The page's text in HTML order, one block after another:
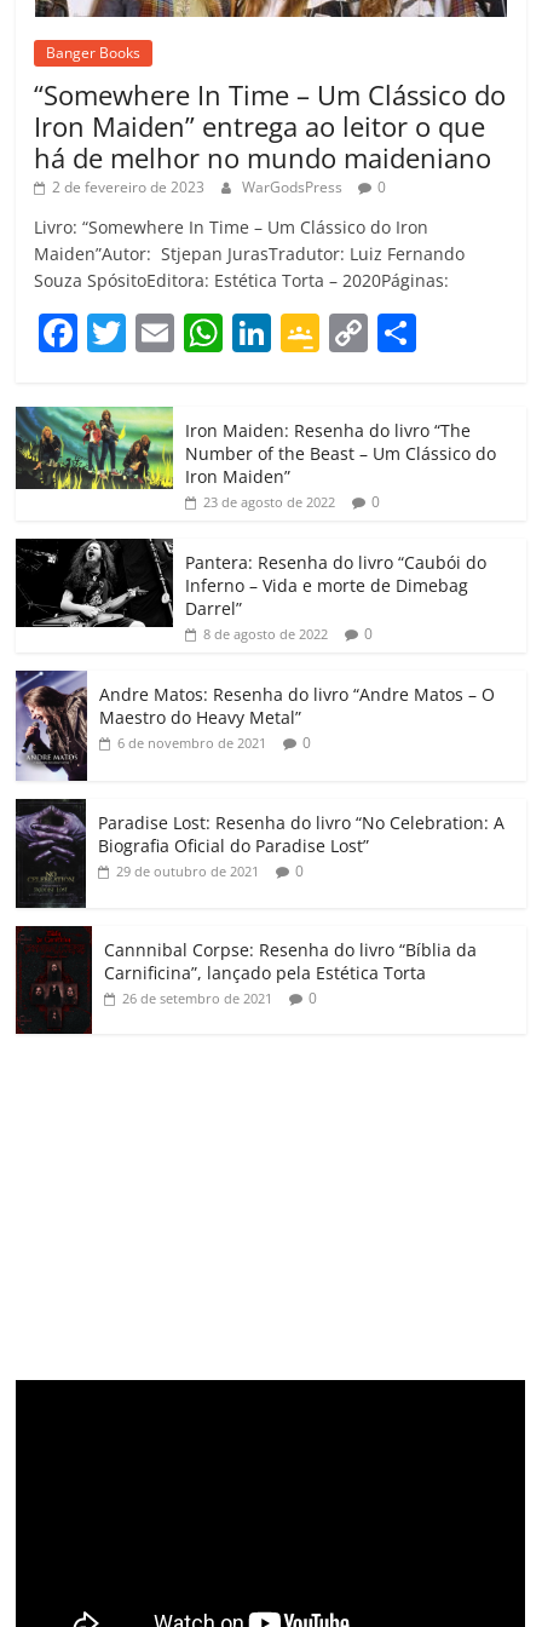
Banger Books
“Somewhere In Time – Um Clássico do
Iron Maiden” entrega ao leitor o que
há de melhor no mundo maideniano
2 de fevereiro de 2023 WarGodsPress 0
Livro: “Somewhere In Time – Um Clássico do Iron
Maiden”Autor: Stjepan JurasTradutor: Luiz Fernando
Souza SpósitoEditora: Estética Torta – 2020Páginas:
F
c
e
b
o
o
k
T
itt
er
E W
at
s
A
p
Li
e
dI
G
gl
e
Cl
a
ss
ro
o
C
p
y
Li
k
m
p
h
ar
Iron Maiden: Resenha do livro “The
Number of the Beast – Um Clássico do
Iron Maiden”
23 de agosto de 2022 0
Pantera: Resenha do livro “Caubói do
Inferno – Vida e morte de Dimebag
Darrel”
8 de agosto de 2022 0
Andre Matos: Resenha do livro “Andre Matos – O
Maestro do Heavy Metal”
6 de novembro de 2021 0
Paradise Lost: Resenha do livro “No Celebration: A
Biografia Oficial do Paradise Lost”
29 de outubro de 2021 0
Cannnibal Corpse: Resenha do livro “Bíblia da
Carnificina”, lançado pela Estética Torta
26 de setembro de 2021 0